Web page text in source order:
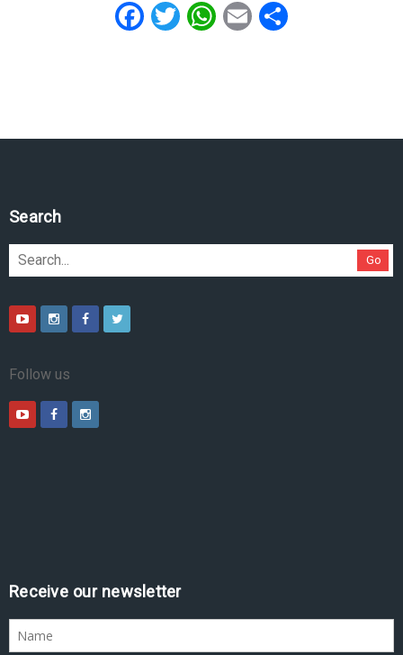
Facebook
Twitter
WhatsApp
Email
Search
Go
Follow us
Receive our newsletter